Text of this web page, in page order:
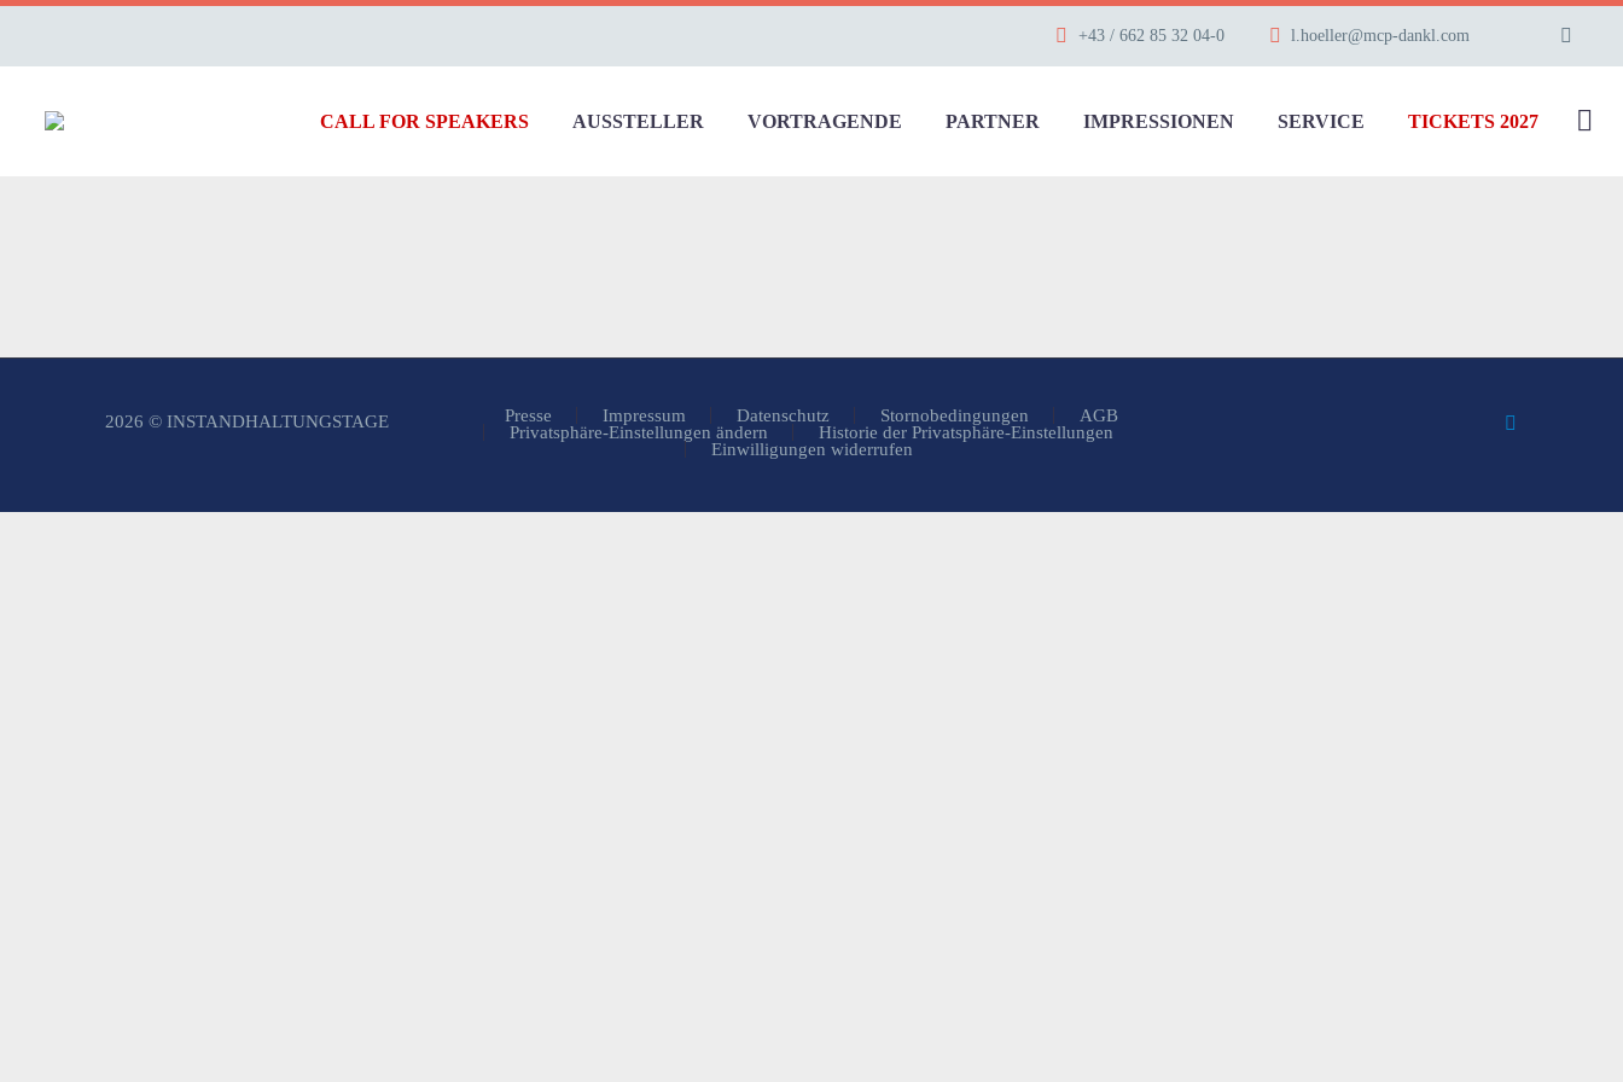
+43 / 662 85 32 04-0 l.hoeller@mcp-dankl.com
CALL FOR SPEAKERS AUSSTELLER VORTRAGENDE PARTNER IMPRESSIONEN SERVICE TICKETS 2027
Presse Impressum Datenschutz Stornobedingungen
AGB
Privatsphäre-Einstellungen ändern
Historie der Privatsphäre-Einstellungen
Einwilligungen widerrufen
2026 © INSTANDHALTUNGSTAGE